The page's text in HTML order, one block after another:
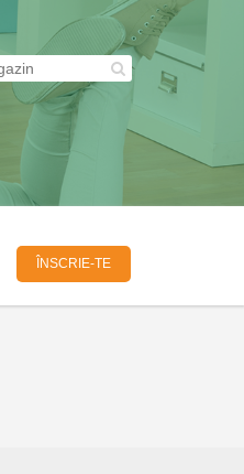
ÎNSCRIE-TE